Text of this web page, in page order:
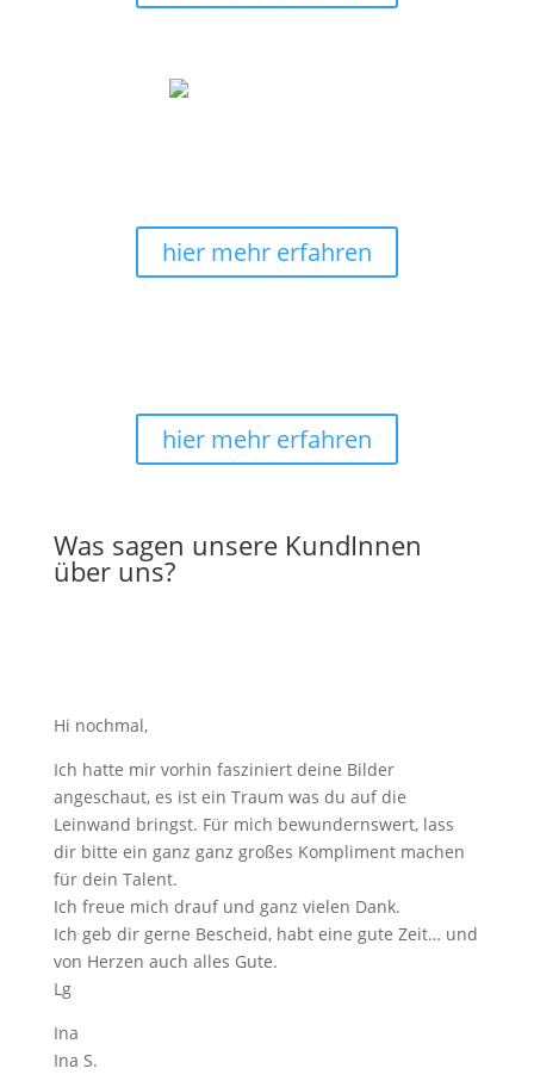
hier mehr erfahren
hier mehr erfahren
Was sagen unsere KundInnen
über uns?
Hi nochmal,
Ich hatte mir vorhin fasziniert deine Bilder
angeschaut, es ist ein Traum was du auf die
Leinwand bringst. Für mich bewundernswert, lass
dir bitte ein ganz ganz großes Kompliment machen
für dein Talent.
Ich freue mich drauf und ganz vielen Dank.
Ich geb dir gerne Bescheid, habt eine gute Zeit… und
von Herzen auch alles Gute.
Lg
Ina
Ina S.